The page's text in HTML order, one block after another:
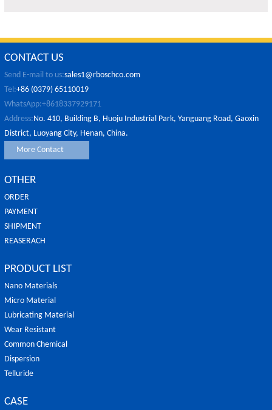
CONTACT US
Send E-mail to us:sales1@rboschco.com
Tel:+86 (0379) 65110019
WhatsApp:+8618337929171
Address:No. 410, Building B, Huoju Industrial Park, Yanguang Road, Gaoxin
District, Luoyang City, Henan, China.
More Contact
OTHER
ORDER
PAYMENT
SHIPMENT
REASERACH
PRODUCT LIST
Nano Materials
Micro Material
Lubricating Material
Wear Resistant
Common Chemical
Dispersion
Telluride
CASE